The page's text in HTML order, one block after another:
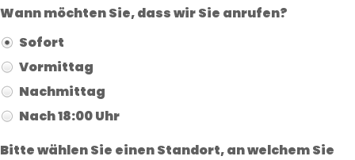
Wann möchten Sie, dass wir Sie anrufen?
Sofort
Vormittag
Nachmittag
Nach 18:00 Uhr
Bitte wählen Sie einen Standort, an welchem Sie